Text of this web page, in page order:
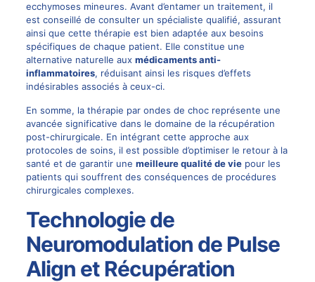
ecchymoses mineures. Avant d’entamer un traitement, il
est conseillé de consulter un spécialiste qualifié, assurant
ainsi que cette thérapie est bien adaptée aux besoins
spécifiques de chaque patient. Elle constitue une
alternative naturelle aux médicaments anti-
inflammatoires, réduisant ainsi les risques d’effets
indésirables associés à ceux-ci.
En somme, la thérapie par ondes de choc représente une
avancée significative dans le domaine de la récupération
post-chirurgicale. En intégrant cette approche aux
protocoles de soins, il est possible d’optimiser le retour à la
santé et de garantir une meilleure qualité de viepour les
patients qui souffrent des conséquences de procédures
chirurgicales complexes.
Technologie de
Neuromodulation de Pulse
Align et Récupération